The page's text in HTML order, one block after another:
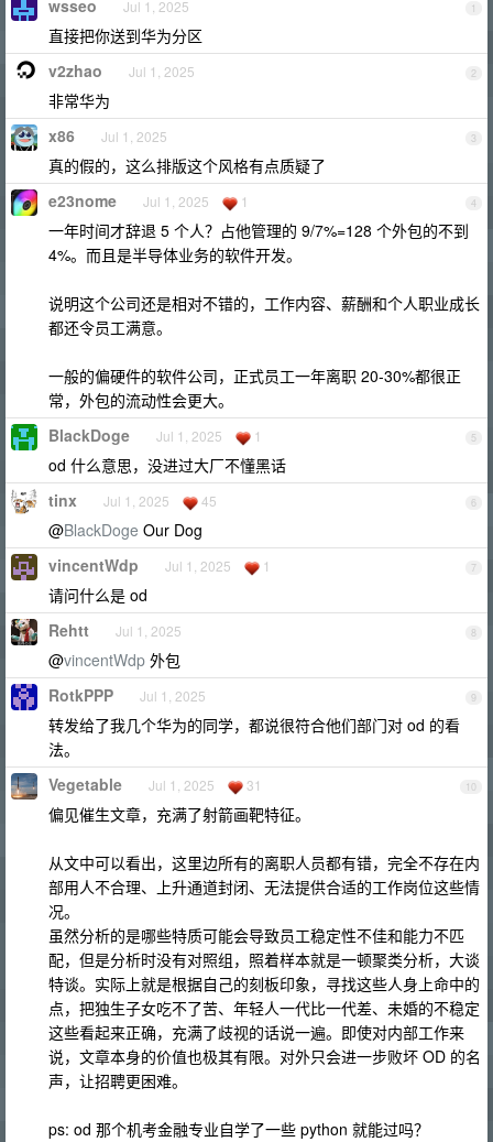
1
wsseo Jul 1, 2025
直接把你送到华为分区
2
v2zhao Jul 1, 2025
非常华为
3
x86 Jul 1, 2025
真的假的，这么排版这个风格有点质疑了
4
e23nome Jul 1, 2025 1
一年时间才辞退 5 个人？占他管理的 9/7%=128 个外包的不到
4%。而且是半导体业务的软件开发。
说明这个公司还是相对不错的，工作内容、薪酬和个人职业成长
都还令员工满意。
一般的偏硬件的软件公司，正式员工一年离职 20-30%都很正
常，外包的流动性会更大。
5
BlackDoge Jul 1, 2025 1
od 什么意思，没进过大厂不懂黑话
6
tinx Jul 1, 2025 45
@BlackDoge Our Dog
7
vincentWdp Jul 1, 2025 1
请问什么是 od
8
Rehtt Jul 1, 2025
@vincentWdp 外包
9
RotkPPP Jul 1, 2025
转发给了我几个华为的同学，都说很符合他们部门对 od 的看
法。
10
Vegetable Jul 1, 2025 31
偏见催生文章，充满了射箭画靶特征。
从文中可以看出，这里边所有的离职人员都有错，完全不存在内
部用人不合理、上升通道封闭、无法提供合适的工作岗位这些情
况。
虽然分析的是哪些特质可能会导致员工稳定性不佳和能力不匹
配，但是分析时没有对照组，照着样本就是一顿聚类分析，大谈
特谈。实际上就是根据自己的刻板印象，寻找这些人身上命中的
点，把独生子女吃不了苦、年轻人一代比一代差、未婚的不稳定
这些看起来正确，充满了歧视的话说一遍。即使对内部工作来
说，文章本身的价值也极其有限。对外只会进一步败坏 OD 的名
声，让招聘更困难。
ps: od 那个机考金融专业自学了一些 python 就能过吗？